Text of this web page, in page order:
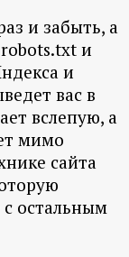
и забыть, а
и
и
вас в
вслепую, а
мимо
сайта
с остальным